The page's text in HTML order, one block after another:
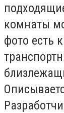
комнаты
фото есть